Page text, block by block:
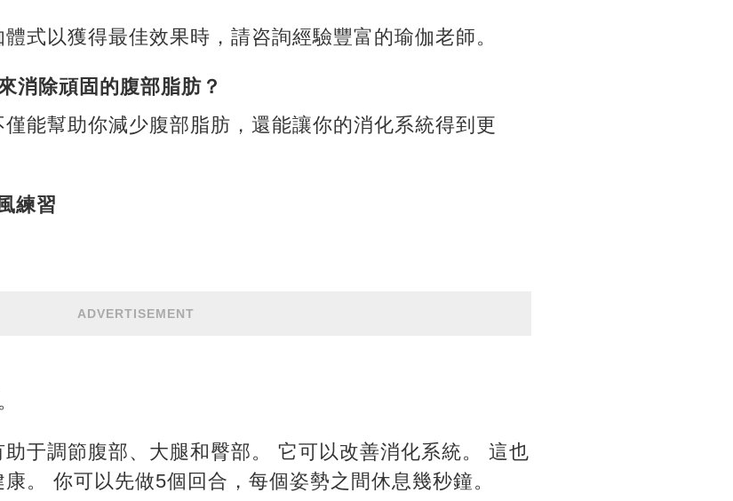
式以獲得最佳效果時，請咨詢經驗豐富的瑜伽老師。
消除頑固的腹部脂肪？
能幫助你減少腹部脂肪，還能讓你的消化系統得到更
練習
ADVERTISEMENT
于調節腹部、大腿和臀部。 它可以改善消化系統。 這也
。 你可以先做5個回合，每個姿勢之間休息幾秒鐘。